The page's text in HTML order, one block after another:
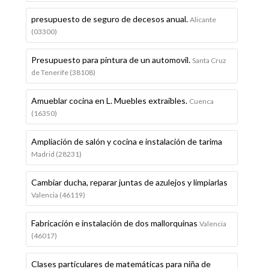
presupuesto de seguro de decesos anual. Alicante
(03300)
Presupuesto para pintura de un automovil. Santa Cruz
de Tenerife (38108)
Amueblar cocina en L. Muebles extraibles. Cuenca
(16350)
Ampliación de salón y cocina e instalación de tarima
Madrid (28231)
Cambiar ducha, reparar juntas de azulejos y limpiarlas
Valencia (46119)
Fabricación e instalación de dos mallorquinas Valencia
(46017)
Clases particulares de matemáticas para niña de